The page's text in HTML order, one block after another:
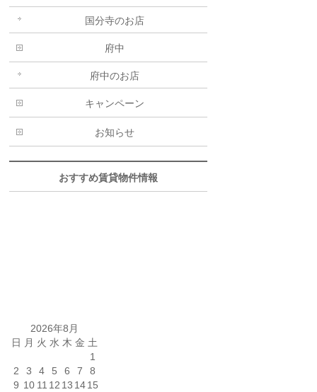
国分寺のお店
府中
府中のお店
キャンペーン
お知らせ
おすすめ賃貸物件情報
2026年8月
日 月 火 水 木 金 土
1
2
3 4 5 6 7
8
9 10 11 12 13 1415